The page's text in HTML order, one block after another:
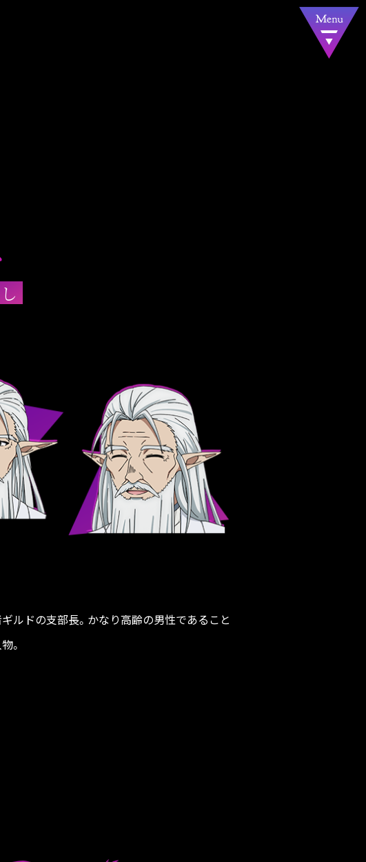
ルドの支部長。かなり高齢の男性であること
。